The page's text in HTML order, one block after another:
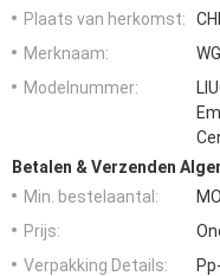
Plaats van herkomst:
Merknaam:
Modelnummer:
Betalen & Verzenden
Min. bestelaantal:
Prijs:
Verpakking Details: